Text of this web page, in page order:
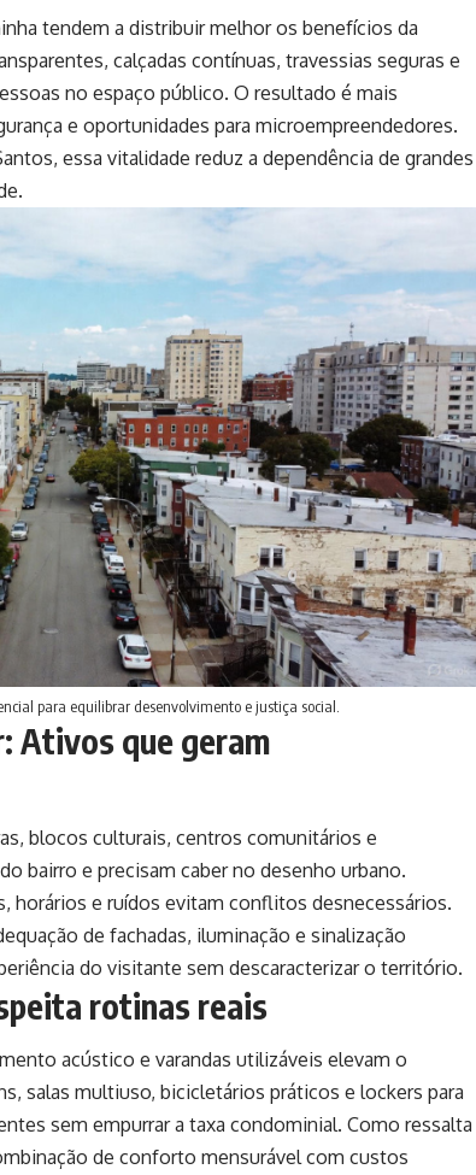
tendem a distribuir melhor os benefícios da
calçadas contínuas, travessias seguras e
no espaço público. O resultado é mais
e oportunidades para microempreendedores.
essa vitalidade reduz a dependência de grandes
para equilibrar desenvolvimento e justiça social.
Ativos que geram
blocos culturais, centros comunitários e
bairro e precisam caber no desenho urbano.
horários e ruídos evitam conflitos desnecessários.
de fachadas, iluminação e sinalização
do visitante sem descaracterizar o território.
rotinas reais
acústico e varandas utilizáveis elevam o
salas multiuso, bicicletários práticos e lockers para
sem empurrar a taxa condominial. Como ressalta
de conforto mensurável com custos